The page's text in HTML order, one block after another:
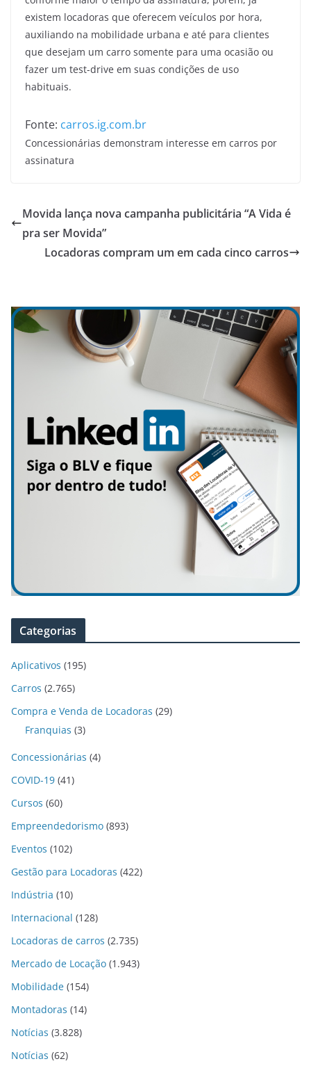
existem locadoras que oferecem veículos por hora,
auxiliando na mobilidade urbana e até para clientes
que desejam um carro somente para uma ocasião ou
fazer um test-drive em suas condições de uso
habituais.
Fonte: carros.ig.com.br
Concessionárias demonstram interesse em carros por
assinatura
Movida lança nova campanha publicitária “A Vida é
pra ser Movida”
Locadoras compram um em cada cinco carros
Categorias
Aplicativos (195)
Carros (2.765)
Compra e Venda de Locadoras (29)
Franquias (3)
Concessionárias (4)
COVID-19 (41)
Cursos (60)
Empreendedorismo (893)
Eventos (102)
Gestão para Locadoras (422)
Indústria (10)
Internacional (128)
Locadoras de carros (2.735)
Mercado de Locação (1.943)
Mobilidade (154)
Montadoras (14)
Notícias (3.828)
Notícias (62)